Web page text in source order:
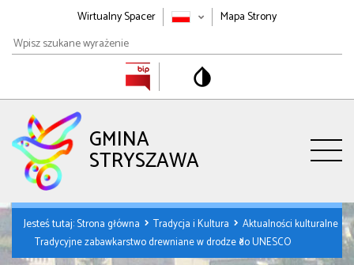
Wirtualny Spacer
Mapa Strony
Wpisz
szukane
GMINA
STRYSZAWA
Jesteś tutaj:Strona główna Tradycja i Kultura
Aktualności kulturalne
Tradycyjne zabawkarstwo drewniane w drodze do UNESCO